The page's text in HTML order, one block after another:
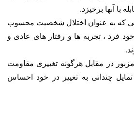
با آنها برخیزد.
که به عنوان اختلال شخصیت محسوب
فرد ، تجربه ها و رفتار های عادی و
در مقابل هرگونه تغییری مقاومت
چندانی به تغییر در خود احساس